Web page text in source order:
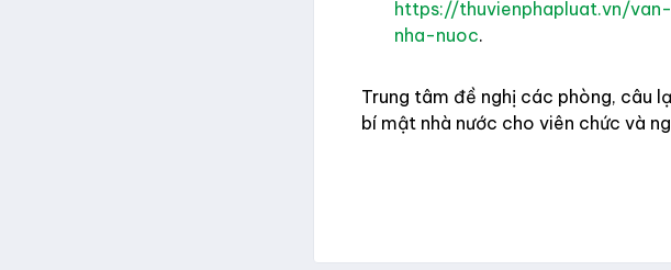
https://thuvienphapluat.vn/
nha-nuoc.
Trung tâm đề nghị các phòng, câu
bí mật nhà nước cho viên chức và